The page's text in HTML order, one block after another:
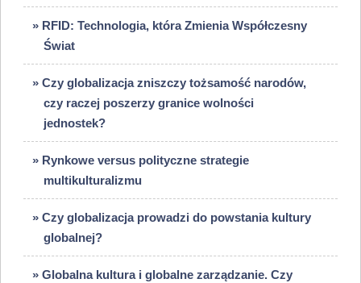
» RFID: Technologia, która Zmienia Współczesny
Świat
» Czy globalizacja zniszczy tożsamość narodów,
czy raczej poszerzy granice wolności
jednostek?
» Rynkowe versus polityczne strategie
multikulturalizmu
» Czy globalizacja prowadzi do powstania kultury
globalnej?
» Globalna kultura i globalne zarządzanie. Czy